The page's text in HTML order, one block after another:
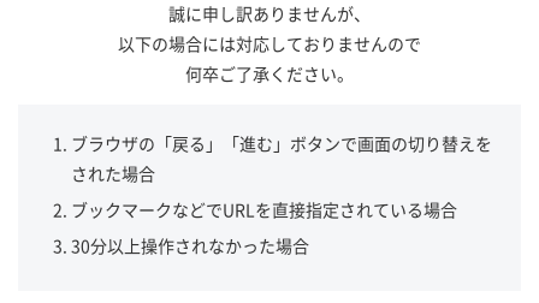
誠に申し訳ありませんが、
以下の場合には対応しておりませんので
何卒ご了承ください。
ブラウザの「戻る」「進む」ボタンで画面の切り替えを
された場合
ブックマークなどでURLを直接指定されている場合
30分以上操作されなかった場合